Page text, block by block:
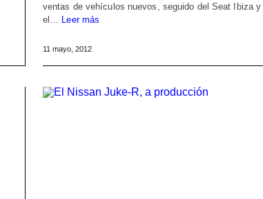
ventas de vehículos nuevos, seguido del Seat Ibiza y
el… Leer más
11 mayo, 2012